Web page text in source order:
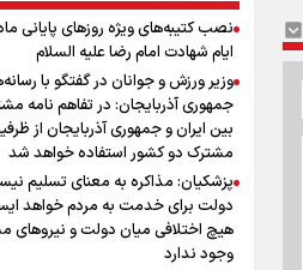
تهران رفتند»
سه حسرتی که به دلم
مومنِ مقتدرِ مظلوم
شلمچه تا شهرهای زیارتی عراق
اینفو برنا/ میزان مالیات بر
افزوده چقدر است؟
نصب کتیبه‌های ویژه روزهای پایانی
ایام شهادت امام رضا علیه السلام
وزیر ورزش و جوانان در گفتگو با
جمهوری آذربایجان: در تفاهم نامه
بین ایران و جمهوری آذربایجان از
مشترک دو کشور استفاده خواهد شد
پزشکیان: مذاکره به معنای تسلیم
دولت برای خدمت به مردم خواهد
هیچ اختلافی میان دولت و نیروهای
وجود ندارد